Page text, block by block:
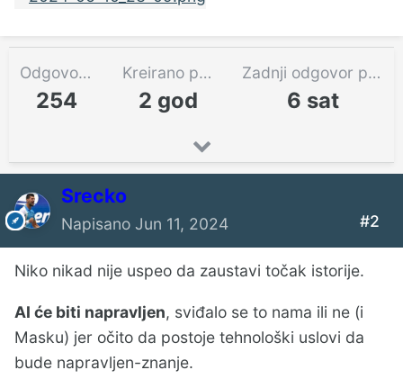
Odgovora
254
Kreirano pre
2 god
Zadnji odgovor pre
6 sat
Srecko
Napisano Jun 11, 2024 #2
Niko nikad nije uspeo da zaustavi točak istorije.
AI će biti napravljen, sviđalo se to nama ili ne (i
Masku) jer očito da postoje tehnološki uslovi da
bude napravljen-znanje.